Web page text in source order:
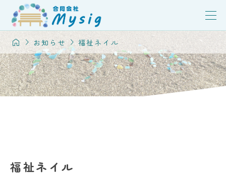
  お知らせ 福祉ネイル
福祉ネイル